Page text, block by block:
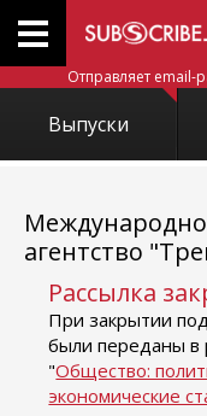
Отправляет
Выпуски
агентство
Рассылка
При закрытии
были переданы в
"Общество:
экономические